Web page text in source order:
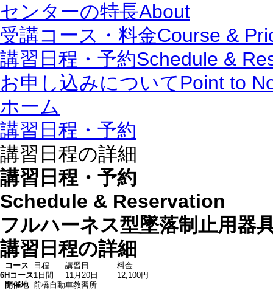
センターの特長About
受講コース・料金Course &
講習日程・予約Schedule &
お申し込みについてPoint to
ホーム
講習日程・予約
講習日程の詳細
講習日程・予約
Schedule & Reservation
フルハーネス型墜落制止用器
講習日程の詳細
コース 日程 講習日
料金
6Hコース1日間 11月20日
12,100円
開催地 前橋自動車教習所